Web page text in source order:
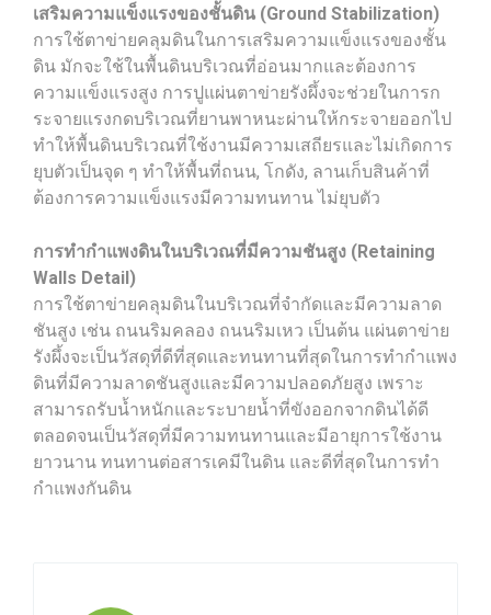
เสริมความแข็งแรงของชั้นดิน (Ground Stabilization)
การใช้ตาข่ายคลุมดินในการเสริมความแข็งแรงของชั้น
ดิน มักจะใช้ในพื้นดินบริเวณที่อ่อนมากและต้องการ
ความแข็งแรงสูง การปูแผ่นตาข่ายรังผึ้งจะช่วยในการก
ระจายแรงกดบริเวณที่ยานพาหนะผ่านให้กระจายออกไป
ทำให้พื้นดินบริเวณที่ใช้งานมีความเสถียรและไม่เกิดการ
ยุบตัวเป็นจุด ๆ ทำให้พื้นที่ถนน, โกดัง, ลานเก็บสินค้าที่
ต้องการความแข็งแรงมีความทนทาน ไม่ยุบตัว
การทำกำแพงดินในบริเวณที่มีความชันสูง (Retaining
Walls Detail)
การใช้ตาข่ายคลุมดินในบริเวณที่จำกัดและมีความลาด
ชันสูง เช่น ถนนริมคลอง ถนนริมเหว เป็นต้น แผ่นตาข่าย
รังผึ้งจะเป็นวัสดุที่ดีที่สุดและทนทานที่สุดในการทำกำแพง
ดินที่มีความลาดชันสูงและมีความปลอดภัยสูง เพราะ
สามารถรับน้ำหนักและระบายน้ำที่ขังออกจากดินได้ดี
ตลอดจนเป็นวัสดุที่มีความทนทานและมีอายุการใช้งาน
ยาวนาน ทนทานต่อสารเคมีในดิน และดีที่สุดในการทำ
กำแพงกันดิน